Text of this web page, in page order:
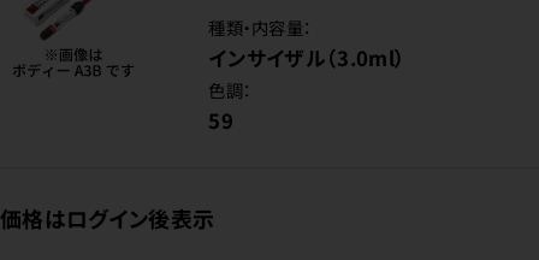
種類・内容量：
インサイザル（3.0ml）
色調：
59
価格はログイン後表示